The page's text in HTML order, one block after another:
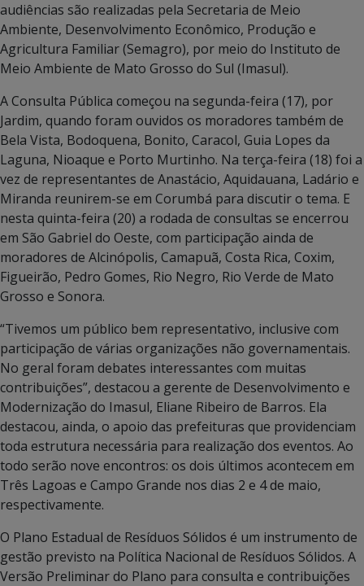
audiências são realizadas pela Secretaria de Meio
Ambiente, Desenvolvimento Econômico, Produção e
Agricultura Familiar (Semagro), por meio do Instituto de
Meio Ambiente de Mato Grosso do Sul (Imasul).
A Consulta Pública começou na segunda-feira (17), por
Jardim, quando foram ouvidos os moradores também de
Bela Vista, Bodoquena, Bonito, Caracol, Guia Lopes da
Laguna, Nioaque e Porto Murtinho. Na terça-feira (18) foi a
vez de representantes de Anastácio, Aquidauana, Ladário e
Miranda reunirem-se em Corumbá para discutir o tema. E
nesta quinta-feira (20) a rodada de consultas se encerrou
em São Gabriel do Oeste, com participação ainda de
moradores de Alcinópolis, Camapuã, Costa Rica, Coxim,
Figueirão, Pedro Gomes, Rio Negro, Rio Verde de Mato
Grosso e Sonora.
“Tivemos um público bem representativo, inclusive com
participação de várias organizações não governamentais.
No geral foram debates interessantes com muitas
contribuições”, destacou a gerente de Desenvolvimento e
Modernização do Imasul, Eliane Ribeiro de Barros. Ela
destacou, ainda, o apoio das prefeituras que providenciam
toda estrutura necessária para realização dos eventos. Ao
todo serão nove encontros: os dois últimos acontecem em
Três Lagoas e Campo Grande nos dias 2 e 4 de maio,
respectivamente.
O Plano Estadual de Resíduos Sólidos é um instrumento de
gestão previsto na Política Nacional de Resíduos Sólidos. A
Versão Preliminar do Plano para consulta e contribuições